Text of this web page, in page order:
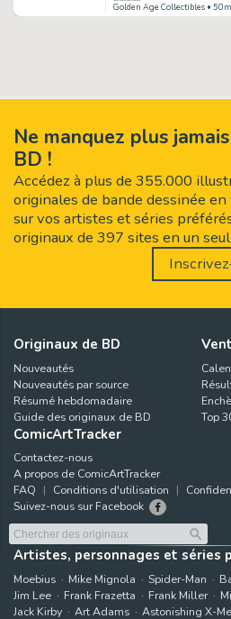
Golden Age Collectibles •
Ne manquez plus
BD !
Accédez à plus de 355.000
originales de bande dessinée
sur vos artistes et séries
originaux de 397 sites en un
Originaux de BD
Nouveautés
Nouveautés par source
Résumé hebdomadaire
Guide des originaux de BD
Top
ComicArtTracker
Contactez-nous
A propos de ComicArtTracker
FAQ
Conditions d'utilisation
Suivez-nous sur Facebook
Artistes, personnages et séries
Moebius Mike Mignola Spider-Man
Jim Lee
Frank Frazetta Frank Miller
Jack Kirby
Art Adams Astonishing X-